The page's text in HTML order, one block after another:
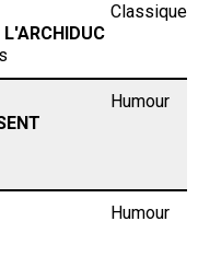
L'ARCHIDUC
Classique
Humour
Humour